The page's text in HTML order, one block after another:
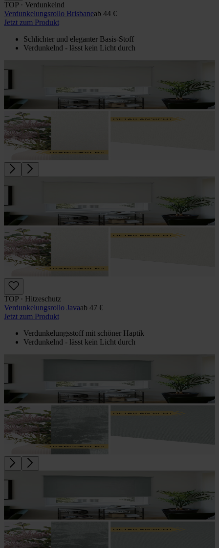
TOP · Verdunkelnd
Verdunkelungs­rollo Brisbaneab 44 €
Jetzt zum Produkt
Schlichter und eleganter Basis-Stoff
Verdunkelnd - lässt kein Licht durch
TOP · Hitzeschutz
Verdunkelungs­rollo Javaab 47 €
Jetzt zum Produkt
Verdunkelungsstoff mit schöner Haptik
Verdunkelnd - lässt kein Licht durch